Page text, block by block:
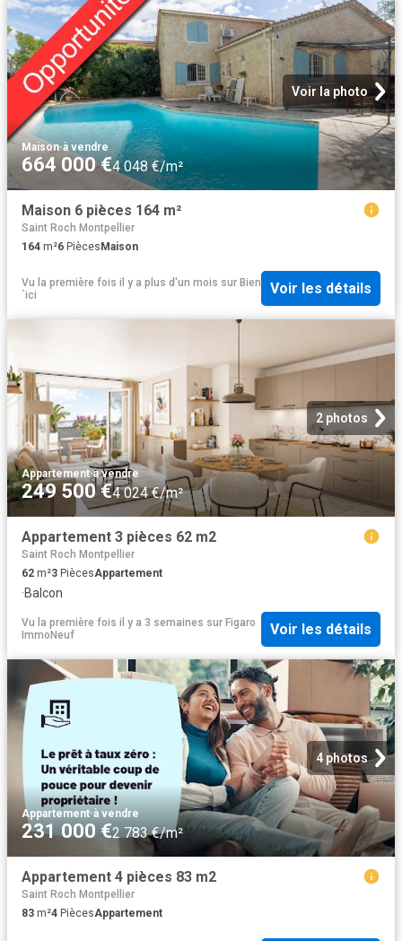
Voir la photo
Maison·à vendre
664 000 €4 048 €/m²
Maison 6 pièces 164 m²
Saint Roch Montpellier
164 m²6 Pièces Maison
Vu la première fois il y a plus d'un mois sur Bien
´ici
Voir les détails
2 photos
Appartement·à vendre
249 500 €4 024 €/m²
Appartement 3 pièces 62 m2
Saint Roch Montpellier
62 m²3 PiècesAppartement
·Balcon
Vu la première fois il y a 3 semaines sur Figaro
ImmoNeuf
Voir les détails
4 photos
Appartement·à vendre
231 000 €2 783 €/m²
Appartement 4 pièces 83 m2
Saint Roch Montpellier
83 m²4 PiècesAppartement